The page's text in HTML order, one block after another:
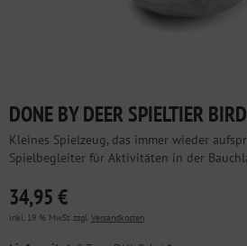
DONE BY DEER SPIELTIER
Kleines Spielzeug, das immer wieder
Spielbegleiter für Aktivitäten in der
34,95 €
inkl. 19 % MwSt. zzgl. Versandkosten